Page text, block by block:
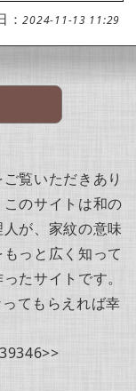
：2024-11-13 11:29
ご覧いただきあり
のサイトは和の
が、家紋の意味
っと広く知って
たサイトです。
てもらえれば幸